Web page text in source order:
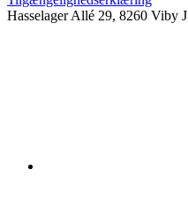
Hasselager Allé 29, 8260 Viby J